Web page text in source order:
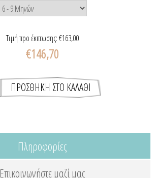
Τιμή προ έκπτωσης:€163,00
€146,70
Πληροφορίες
Επικοινωνήστε μαζί μας